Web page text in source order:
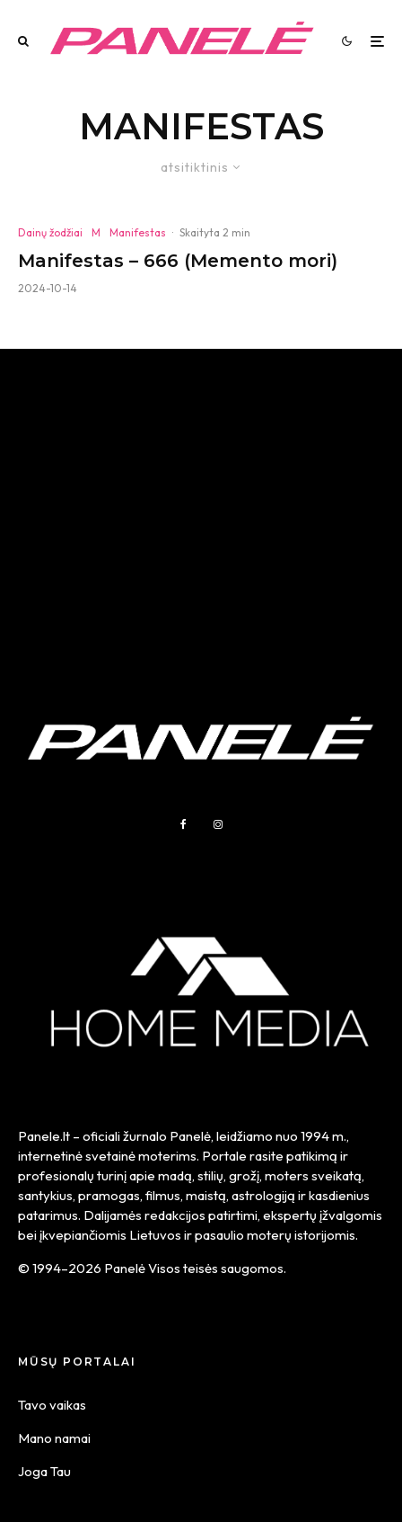
MANIFESTAS
atsitiktinis
Dainų žodžiai M Manifestas · Skaityta 2 min
Manifestas – 666 (Memento mori)
2024-10-14
Panele.lt – oficiali žurnalo Panelė, leidžiamo nuo 1994 m.,
internetinė svetainė moterims. Portale rasite patikimą ir
profesionalų turinį apie madą, stilių, grožį, moters sveikatą,
santykius, pramogas, filmus, maistą, astrologiją ir kasdienius
patarimus. Dalijamės redakcijos patirtimi, ekspertų įžvalgomis
bei įkvepiančiomis Lietuvos ir pasaulio moterų istorijomis.
© 1994–2026 Panelė Visos teisės saugomos.
MŪSŲ PORTALAI
Tavo vaikas
Mano namai
Joga Tau